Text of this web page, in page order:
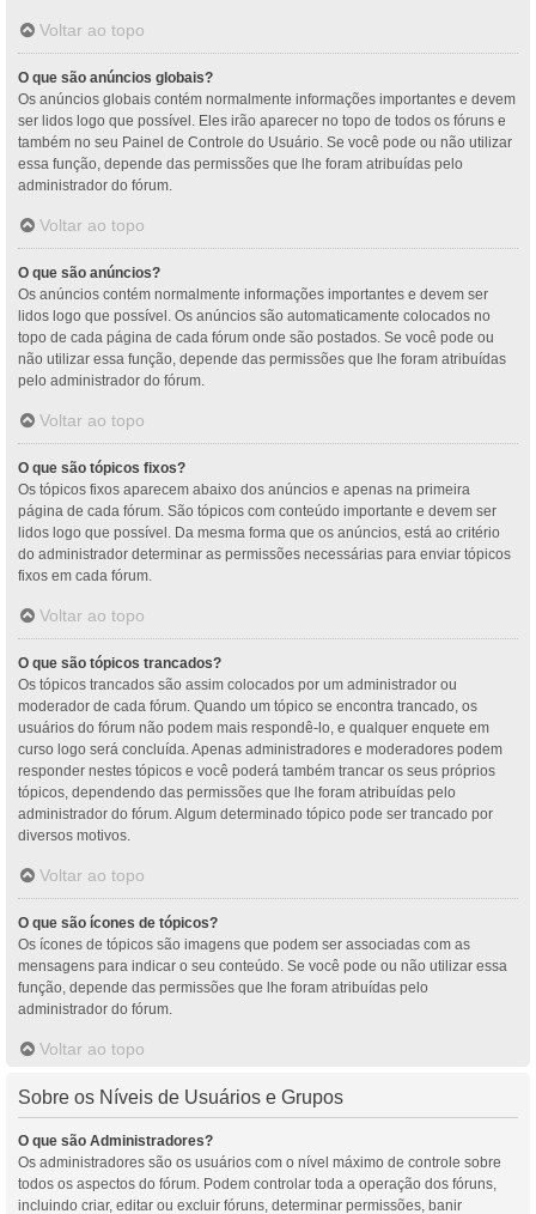
Voltar ao topo
O que são anúncios globais?
Os anúncios globais contém normalmente informações importantes e devem
ser lidos logo que possível. Eles irão aparecer no topo de todos os fóruns e
também no seu Painel de Controle do Usuário. Se você pode ou não utilizar
essa função, depende das permissões que lhe foram atribuídas pelo
administrador do fórum.
Voltar ao topo
O que são anúncios?
Os anúncios contém normalmente informações importantes e devem ser
lidos logo que possível. Os anúncios são automaticamente colocados no
topo de cada página de cada fórum onde são postados. Se você pode ou
não utilizar essa função, depende das permissões que lhe foram atribuídas
pelo administrador do fórum.
Voltar ao topo
O que são tópicos fixos?
Os tópicos fixos aparecem abaixo dos anúncios e apenas na primeira
página de cada fórum. São tópicos com conteúdo importante e devem ser
lidos logo que possível. Da mesma forma que os anúncios, está ao critério
do administrador determinar as permissões necessárias para enviar tópicos
fixos em cada fórum.
Voltar ao topo
O que são tópicos trancados?
Os tópicos trancados são assim colocados por um administrador ou
moderador de cada fórum. Quando um tópico se encontra trancado, os
usuários do fórum não podem mais respondê-lo, e qualquer enquete em
curso logo será concluída. Apenas administradores e moderadores podem
responder nestes tópicos e você poderá também trancar os seus próprios
tópicos, dependendo das permissões que lhe foram atribuídas pelo
administrador do fórum. Algum determinado tópico pode ser trancado por
diversos motivos.
Voltar ao topo
O que são ícones de tópicos?
Os ícones de tópicos são imagens que podem ser associadas com as
mensagens para indicar o seu conteúdo. Se você pode ou não utilizar essa
função, depende das permissões que lhe foram atribuídas pelo
administrador do fórum.
Voltar ao topo
Sobre os Níveis de Usuários e Grupos
O que são Administradores?
Os administradores são os usuários com o nível máximo de controle sobre
todos os aspectos do fórum. Podem controlar toda a operação dos fóruns,
incluindo criar, editar ou excluir fóruns, determinar permissões, banir